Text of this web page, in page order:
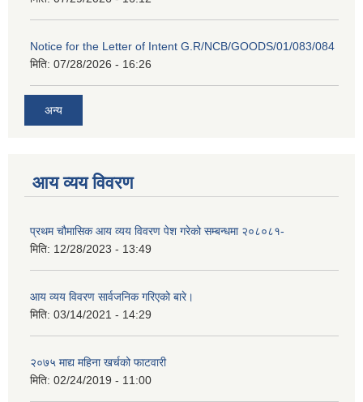
Notice for the Letter of Intent G.R/NCB/GOODS/01/083/084
मिति: 07/28/2026 - 16:26
अन्य
आय व्यय विवरण
प्रथम चौमासिक आय व्यय विवरण पेश गरेको सम्बन्धमा २०८०८१-
मिति: 12/28/2023 - 13:49
आय व्यय विवरण सार्वजनिक गरिएको बारे।
मिति: 03/14/2021 - 14:29
२०७५ माद्य महिना खर्चको फाटवारी
मिति: 02/24/2019 - 11:00